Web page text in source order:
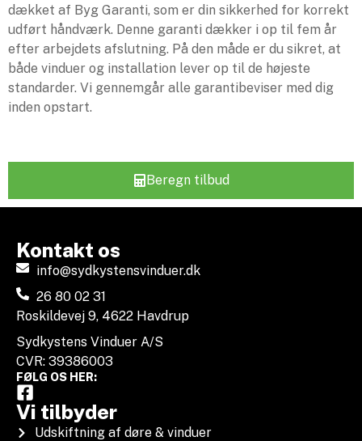
dækket af Byg Garanti, som er din sikkerhed for korrekt
udført håndværk. Denne garanti dækker i op til fem år
efter arbejdets afslutning. På den måde er du sikret, at
både vinduer og installation lever op til de højeste
standarder. Vi gennemgår alle garantibeviser med dig
inden opstart.
Beregn tilbud
Kontakt os
info@sydkystensvinduer.dk
26 80 02 31
Roskildevej 9, 4622 Havdrup
Sydkystens Vinduer A/S
CVR: 39386003
FØLG OS HER:
Vi tilbyder
Udskiftning af døre & vinduer